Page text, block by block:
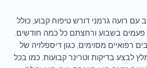
עם רועה גרמני דורש טיפוח קבוע, כולל
בשבוע ורחצתם כל כמה חודשים.
רפואיים מסוימים, כגון דיספלזיה של
לבצע בדיקות וטרינר קבועות. כמו בכל